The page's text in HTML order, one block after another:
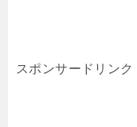
スポンサードリンク